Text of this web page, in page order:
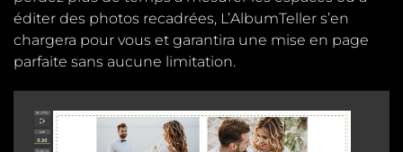
éditer des photos recadrées, L’AlbumTeller s’en
chargera pour vous et garantira une mise en page
parfaite sans aucune limitation.